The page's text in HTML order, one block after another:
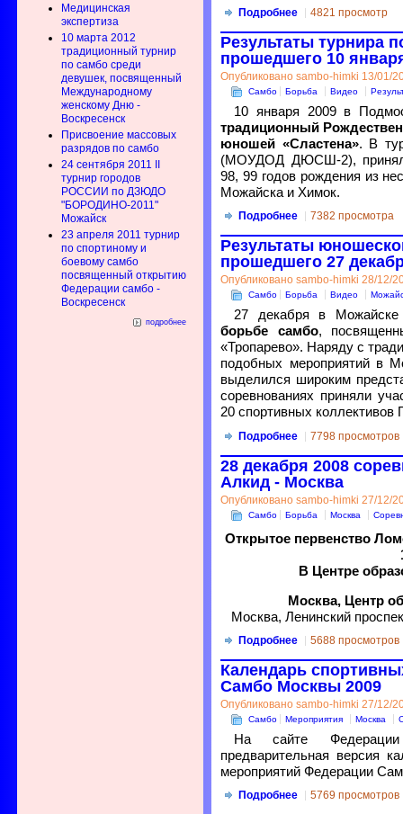
Медицинская
экспертиза
10 марта 2012
традиционный турнир
по самбо среди
девушек, посвященный
Международному
женскому Дню -
Воскресенск
Присвоение массовых
разрядов по самбо
24 сентября 2011 II
турнир городов
РОССИИ по ДЗЮДО
"БОРОДИНО-2011"
Можайск
23 апреля 2011 турнир
по спортиному и
боевому самбо
посвященный открытию
Федерации самбо -
Воскресенск
подробнее
Подробнее 4821 просмотр
Результаты
прошедшего 10
Опубликовано sambo-himki 13/01/
Самбо Борьба Видео
10 января 2009 в
традиционный
юношей «Сластена». В
(МОУДОД ДЮСШ-2),
98, 99 годов рождения из
Можайска и Химок.
Подробнее 7382 просмотра
Результаты
прошедшего 27
Опубликовано sambo-himki 28/12/
Самбо Борьба Видео
27 декабря в
борьбе самбо,
«Тропарево». Наряду с
подобных мероприятий в
выделился широким
соревнованиях приняли
20 спортивных коллективов
Подробнее 7798 просмотров
28 декабря 2008
Алкид - Москва
Опубликовано sambo-himki 27/12/
Самбо Борьба Москва
Открытое первенство
В Центре
Москва, Центр
Москва, Ленинский
Подробнее 5688 просмотров
Календарь
Самбо Москвы 2009
Опубликовано sambo-himki 27/12/
Самбо Мероприятия Москва
На сайте
предварительная версия
мероприятий Федерации
Подробнее 5769 просмотров